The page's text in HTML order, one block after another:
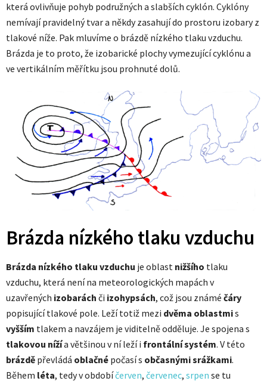
která ovlivňuje pohyb podružných a slabších cyklón. Cyklóny
nemívají pravidelný tvar a někdy zasahují do prostoru izobary z
tlakové níže. Pak mluvíme o brázdě nízkého tlaku vzduchu.
Brázda je to proto, že izobarické plochy vymezující cyklónu a
ve vertikálním měřítku jsou prohnuté dolů.
Brázda nízkého tlaku vzduchu
Brázda nízkého tlaku vzduchu je oblast nižšího tlaku
vzduchu, která není na meteorologických mapách v
uzavřených izobarách či izohypsách, což jsou známé čáry
popisující tlakové pole. Leží totiž mezi dvěma oblastmis
vyšším tlakem a navzájem je viditelně odděluje. Je spojena s
tlakovou nížía většinou v ní leží i frontální systém. V této
brázdě převládá oblačné počasí s občasnýmisrážkami.
Během léta, tedy v obdobíčerven, červenec, srpen se tu